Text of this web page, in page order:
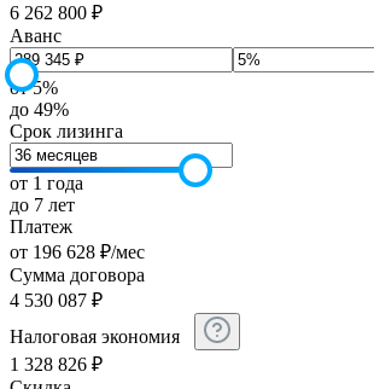
6 262 800 ₽
Аванс
от 5%
до 49%
Срок лизинга
от 1 года
до 7 лет
Платеж
от 196 628 ₽/мес
Сумма договора
4 530 087 ₽
Налоговая экономия
1 328 826 ₽